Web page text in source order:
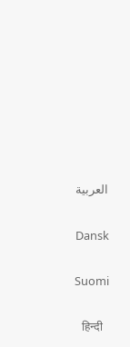
العربية
Dansk
Suomi
हिन्दी